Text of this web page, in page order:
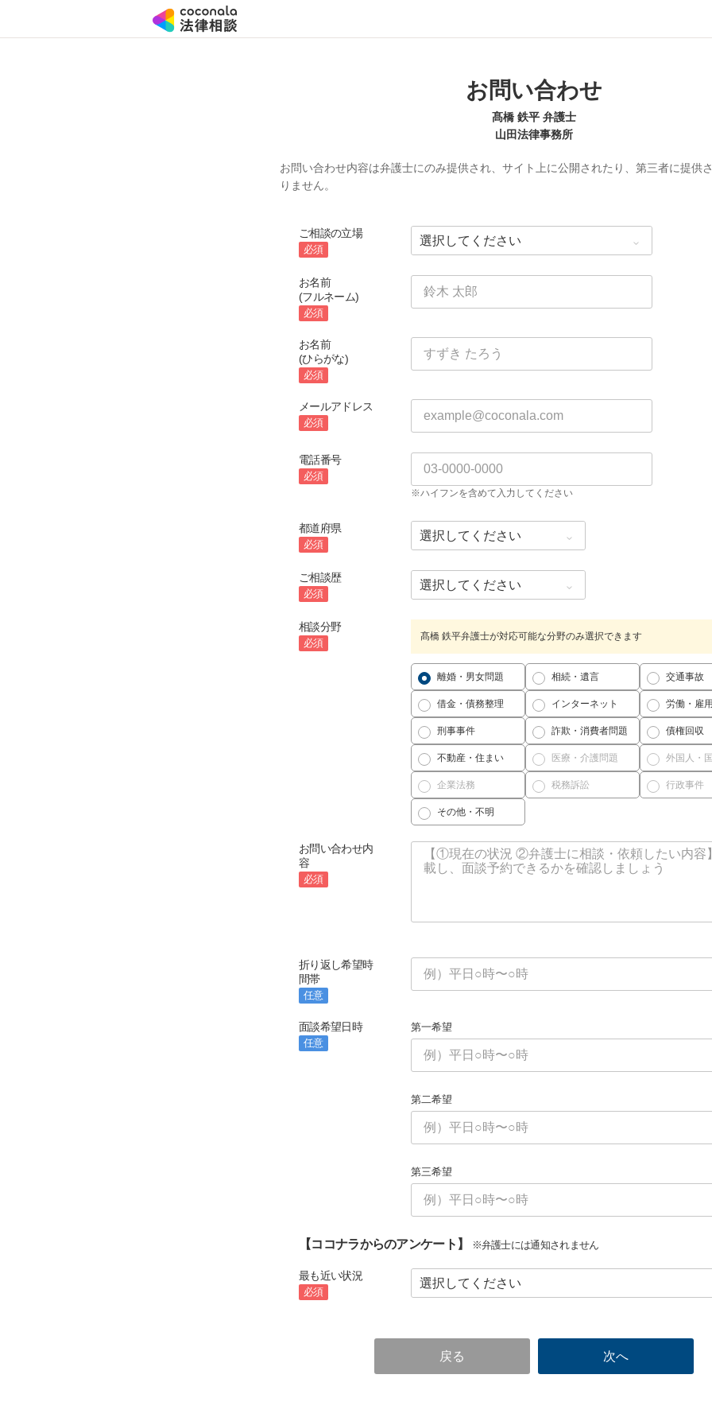
お問い合わせ
髙橋 鉄平 弁護士
山田法律事務所
お問い合わせ内容は弁護士にのみ提供され、サイト上に公開されたり、第三者に提供
りません。
ご相談の立場
必須
お名前
(フルネーム)
必須
お名前
(ひらがな)
必須
メールアドレス
必須
電話番号
必須
※ハイフンを含めて入力してください
都道府県
必須
ご相談歴
必須
相談分野
必須
髙橋 鉄平弁護士が対応可能な分野のみ選択できます
離婚・男女問題 相続・遺言 交通事故
借金・債務整理 インターネット 労働・雇
刑事事件 詐欺・消費者問題 債権回収
不動産・住まい 医療・介護問題 外国人・
企業法務 税務訴訟 行政事件
その他・不明
お問い合わせ内
容
必須
折り返し希望時
間帯
任意
面談希望日時
任意
第一希望
第二希望
第三希望
【ココナラからのアンケート】 ※弁護士には通知されません
最も近い状況
必須